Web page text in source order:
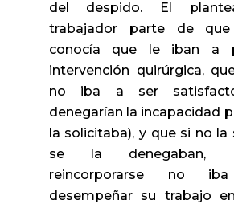
del despido. El
trabajador parte de
conocía que le iban a
intervención quirúrgica,
no iba a ser
denegarían la incapacidad
la solicitaba), y que si no la
se la denegaban,
reincorporarse no
desempeñar su trabajo